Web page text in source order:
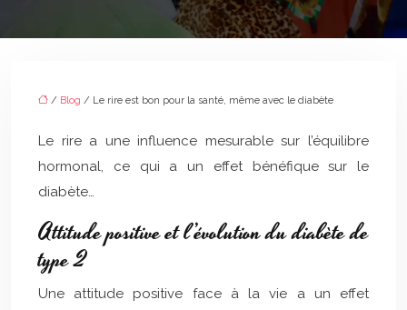
/ Blog / Le rire est bon pour la santé, même avec le diabète
Le rire a une influence mesurable sur l’équilibre
hormonal, ce qui a un effet bénéfique sur le
diabète…
Attitude positive et l’évolution du diabète de
type 2
Une attitude positive face à la vie a un effet